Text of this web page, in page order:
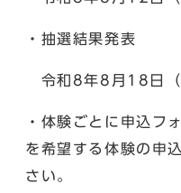
・抽選結果発表
令和8年8月18日（
・体験ごとに申込フ
を希望する体験の申
さい。